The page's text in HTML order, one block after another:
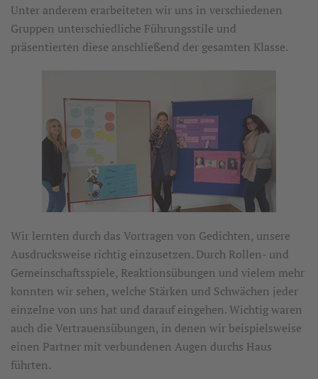
Unter anderem erarbeiteten wir uns in verschiedenen
Gruppen unterschiedliche Führungsstile und
präsentierten diese anschließend der gesamten Klasse.
Wir lernten durch das Vortragen von Gedichten, unsere
Ausdrucksweise richtig einzusetzen. Durch Rollen- und
Gemeinschaftsspiele, Reaktionsübungen und vielem mehr
konnten wir sehen, welche Stärken und Schwächen jeder
einzelne von uns hat und darauf eingehen. Wichtig waren
auch die Vertrauensübungen, in denen wir beispielsweise
einen Partner mit verbundenen Augen durchs Haus
führten.